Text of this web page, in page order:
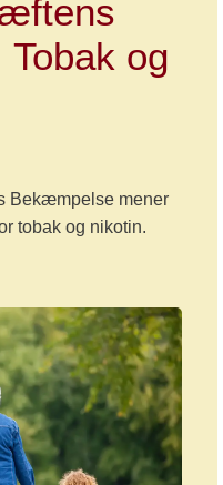
og
Bekæmpelse mener
tobak og nikotin.